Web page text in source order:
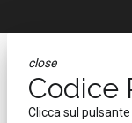
close
Codice
Clicca sul